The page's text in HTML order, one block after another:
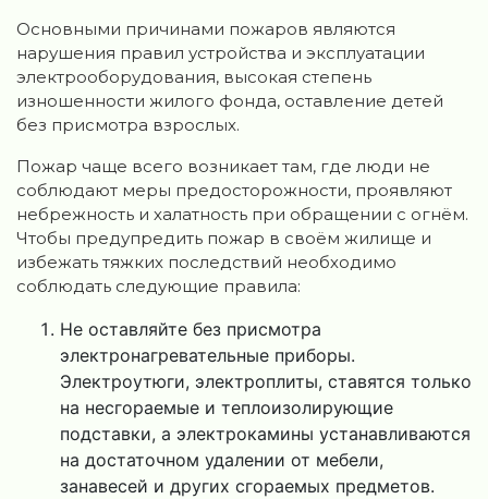
Основными причинами пожаров являются
нарушения правил устройства и эксплуатации
электрооборудования, высокая степень
изношенности жилого фонда, оставление детей
без присмотра взрослых.
Пожар чаще всего возникает там, где люди не
соблюдают меры предосторожности, проявляют
небрежность и халатность при обращении с огнём.
Чтобы предупредить пожар в своём жилище и
избежать тяжких последствий необходимо
соблюдать следующие правила:
Не оставляйте без присмотра
электронагревательные приборы.
Электроутюги, электроплиты, ставятся только
на несгораемые и теплоизолирующие
подставки, а электрокамины устанавливаются
на достаточном удалении от мебели,
занавесей и других сгораемых предметов.